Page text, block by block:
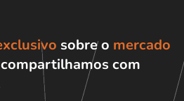
sobre o mercado
com